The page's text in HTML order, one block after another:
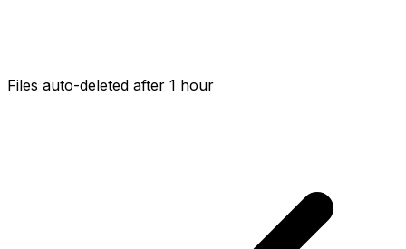
Files auto-deleted after 1 hour